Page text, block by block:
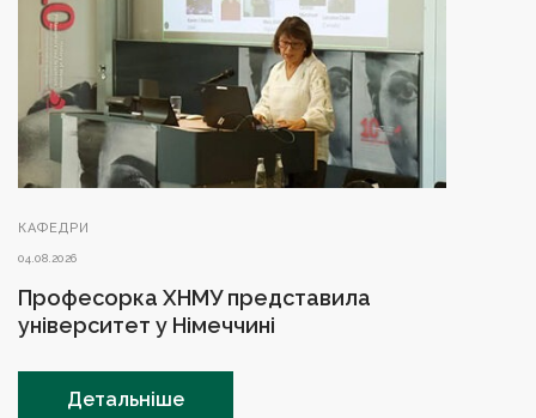
КАФЕДРИ
04.08.2026
Професорка ХНМУ представила
університет у Німеччині
Детальніше